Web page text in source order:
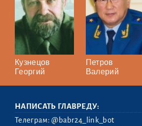
Кузнецов
Георгий
Петров
Валерий
НАПИСАТЬ ГЛАВРЕДУ:
Телеграм:@babr24_link_bot